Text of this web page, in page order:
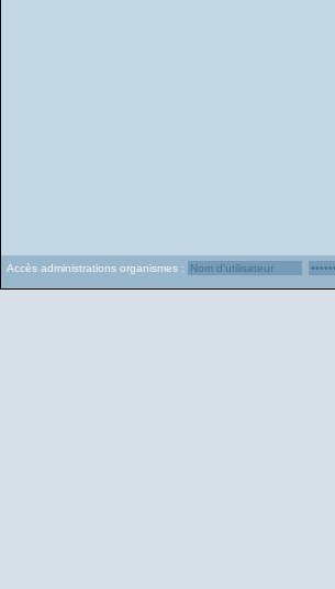
Accès administrations organismes :